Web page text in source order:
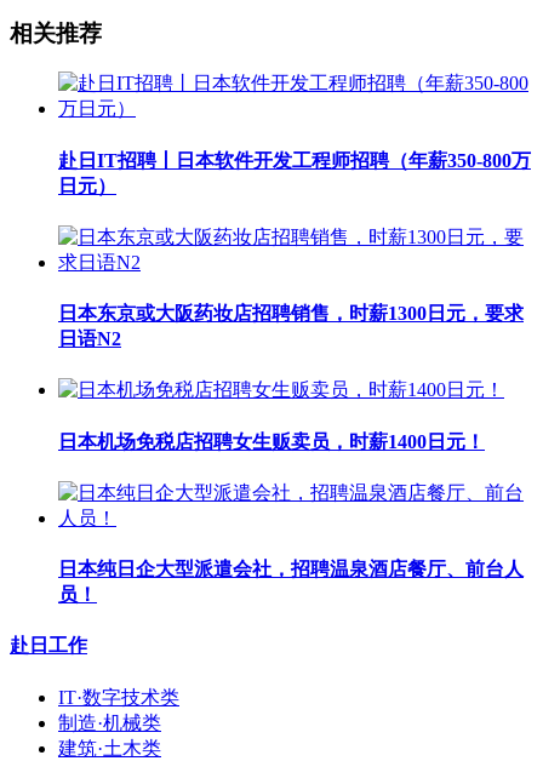
相关推荐
赴日IT招聘丨日本软件开发工程师招聘（年薪350-800万
日元）
日本东京或大阪药妆店招聘销售，时薪1300日元，要求
日语N2
日本机场免税店招聘女生贩卖员，时薪1400日元！
日本纯日企大型派遣会社，招聘温泉酒店餐厅、前台人
员！
赴日工作
IT·数字技术类
制造·机械类
建筑·土木类